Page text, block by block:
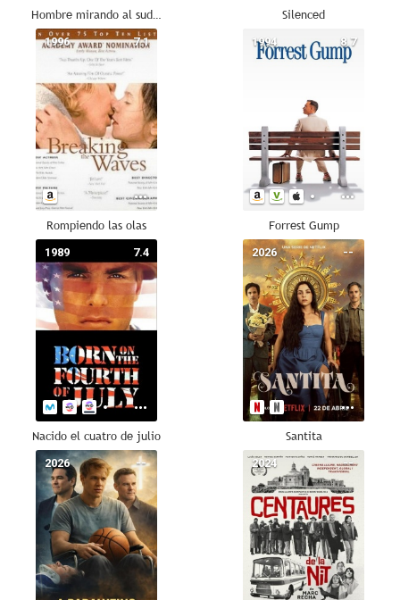
Hombre mirando al sudeste Silenced
7.1
1996
Rompiendo las olas
8.7
1994
Forrest Gump
7.4
1989
Nacido el cuatro de julio
--
2026
Santita
--
2026 --
2024